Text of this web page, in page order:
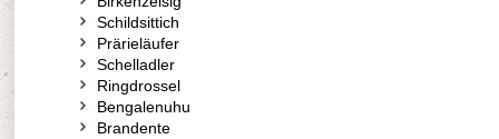
Schildsittich
Prärieläufer
Schelladler
Ringdrossel
Bengalenuhu
Brandente